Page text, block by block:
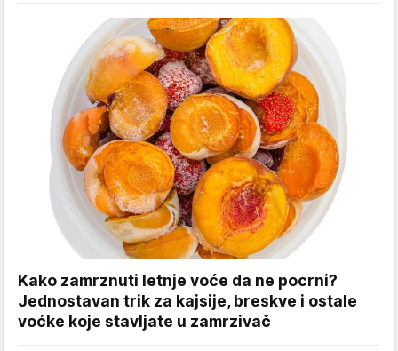
Kako zamrznuti letnje voće da ne pocrni?
Jednostavan trik za kajsije, breskve i ostale
voćke koje stavljate u zamrzivač